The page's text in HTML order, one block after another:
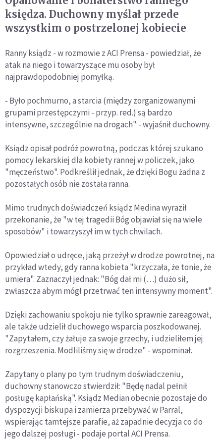
księdza. Duchowny myślał przede
wszystkim o postrzelonej kobiecie
Ranny ksiądz - w rozmowie z ACI Prensa - powiedział, że
atak na niego i towarzyszące mu osoby był
najprawdopodobniej pomyłką.
- Było pochmurno, a starcia (między zorganizowanymi
grupami przestępczymi - przyp. red.) są bardzo
intensywne, szczególnie na drogach" - wyjaśnił duchowny.
Ksiądz opisał podróż powrotną, podczas której szukano
pomocy lekarskiej dla kobiety rannej w policzek, jako
"męczeństwo". Podkreślił jednak, że dzięki Bogu żadna z
pozostałych osób nie została ranna.
Mimo trudnych doświadczeń ksiądz Medina wyraził
przekonanie, że "w tej tragedii Bóg objawiał się na wiele
sposobów" i towarzyszył im w tych chwilach.
Opowiedział o udręce, jaką przeżył w drodze powrotnej, na
przykład wtedy, gdy ranna kobieta "krzyczała, że ​​tonie, że
umiera". Zaznaczył jednak: "Bóg dał mi (…) dużo sił,
zwłaszcza abym mógł przetrwać ten intensywny moment".
Dzięki zachowaniu spokoju nie tylko sprawnie zareagował,
ale także udzielił duchowego wsparcia poszkodowanej.
"Zapytałem, czy żałuje za swoje grzechy, i udzieliłem jej
rozgrzeszenia. Modliliśmy się w drodze" - wspominał.
Zapytany o plany po tym trudnym doświadczeniu,
duchowny stanowczo stwierdził: "Będę nadal pełnił
posługę kapłańską". Ksiądz Median obecnie pozostaje do
dyspozycji biskupa i zamierza przebywać w Parral,
wspierając tamtejsze parafie, aż zapadnie decyzja co do
jego dalszej posługi - podaje portal ACI Prensa.